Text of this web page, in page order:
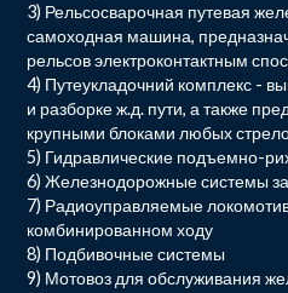
3) Рельсосварочная путевая
самоходная машина,
рельсов электроконтактным
4) Путеукладочний комплекс -
и разборке ж.д. пути, а также
крупными блоками любых
5) Гидравлические подъемно-
6) Железнодорожные системы
7) Радиоуправляемые
комбинированном ходу
8) Подбивочные системы
9) Мотовоз для обслуживания